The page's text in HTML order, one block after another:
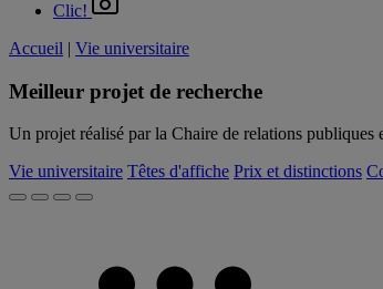
Clic!
Accueil | Vie universitaire
Meilleur projet de recherche
Un projet réalisé par la Chaire de relations
Vie universitaire Têtes d'affiche Prix et distinctions